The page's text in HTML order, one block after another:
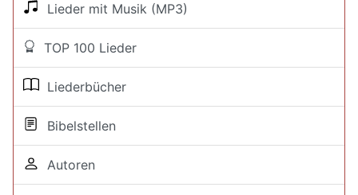
Lieder mit Musik (MP3)
TOP 100 Lieder
Liederbücher
Bibelstellen
Autoren